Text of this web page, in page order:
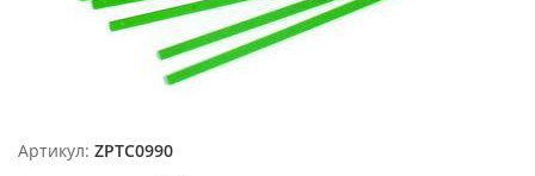
Артикул: ZPTC0990